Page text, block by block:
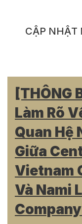
CẬP NHẬT
[THÔNG
Làm Rõ
Quan Hệ
Giữa
Vietnam
Và Nami